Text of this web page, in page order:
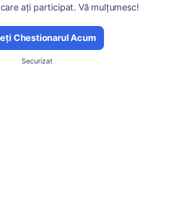
aţi participat. Vă mulţumesc!
Chestionarul Acum
Securizat